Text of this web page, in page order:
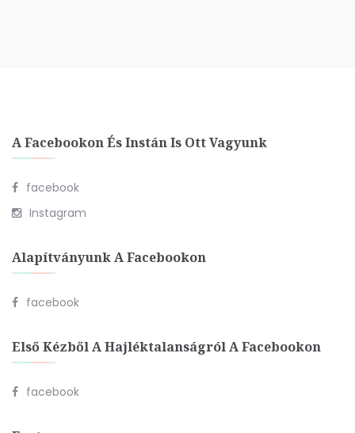
A Facebookon És Instán Is Ott Vagyunk
facebook
Instagram
Alapítványunk A Facebookon
facebook
Első Kézből A Hajléktalanságról A Facebookon
facebook